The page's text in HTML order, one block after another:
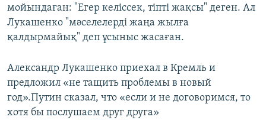
мойындаған: "Егер келіссек, тіпті жақсы" деген. Ал
Лукашенко "мәселелерді жаңа жылға
қалдырмайық" деп ұсыныс жасаған.
Александр Лукашенко приехал в Кремль и
предложил «не тащить проблемы в новый
год».Путин сказал, что «если и не договоримся, то
хотя бы послушаем друг друга»